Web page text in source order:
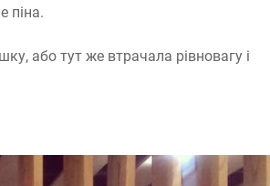
піна.
або тут же втрачала рівновагу і